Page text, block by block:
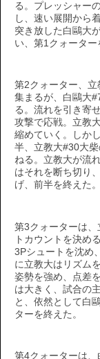
る。プレッシャー
し、速い展開から
突き放した白鷗大
い、第1クォーター
第2クォーター、
集まるが、白鷗大
る。流れを引き寄
攻撃で応戦。立教
縮めていく。しか
半、立教大#30大
ねる。立教大が流
はそれを断ち切り
げ、前半を終えた。
第3クォーターは
トカウントを決め
3Pシュートを沈め
に立教大はリズム
姿勢を強め、点差
は大きく、試合の
と、依然として白
ターを終えた。
第4クォーターは、